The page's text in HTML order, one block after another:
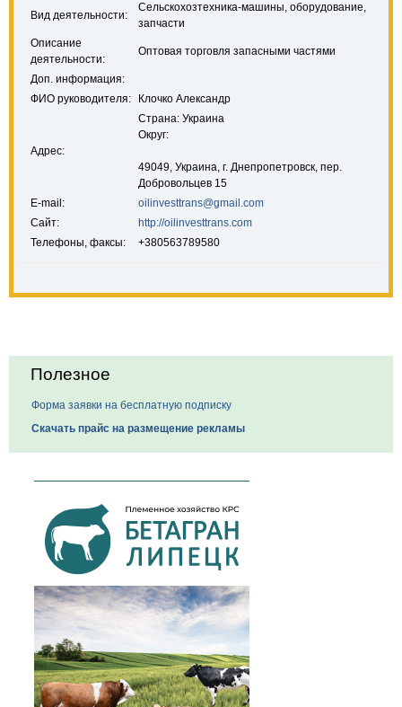
Вид деятельности:
Сельскохозтехника-машины, оборудование,
запчасти
Описание
деятельности:
Оптовая торговля запасными частями
Доп. информация:
ФИО руководителя:
Клочко Александр
Адрес:
Страна: Украина
Округ:
49049, Украина, г. Днепропетровск, пер.
Добровольцев 15
E-mail:
oilinvesttrans@gmail.com
Сайт:
http://oilinvesttrans.com
Телефоны, факсы:
+380563789580
Полезное
Форма заявки на бесплатную подписку
Скачать прайс на размещение рекламы